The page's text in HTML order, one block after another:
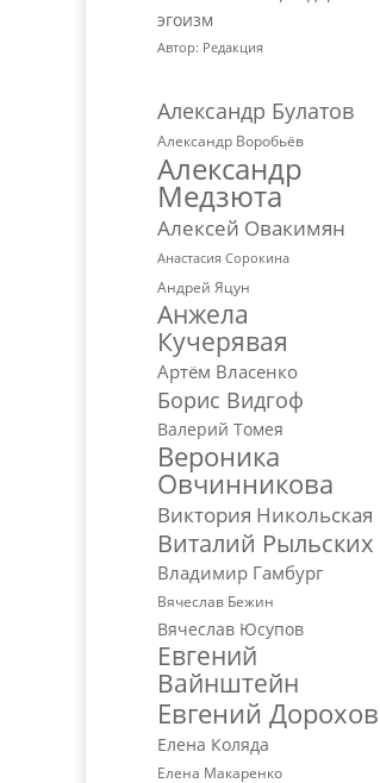
эгоизм
Автор: Редакция
Александр Булатов
Александр Воробьёв
Александр
Медзюта
Алексей Овакимян
Анастасия Сорокина
Андрей Яцун
Анжела
Кучерявая
Артём Власенко
Борис Видгоф
Валерий Томея
Вероника
Овчинникова
Виктория Никольская
Виталий Рыльских
Владимир Гамбург
Вячеслав Бежин
Вячеслав Юсупов
Евгений
Вайнштейн
Евгений Дорохов
Елена Коляда
Елена Макаренко